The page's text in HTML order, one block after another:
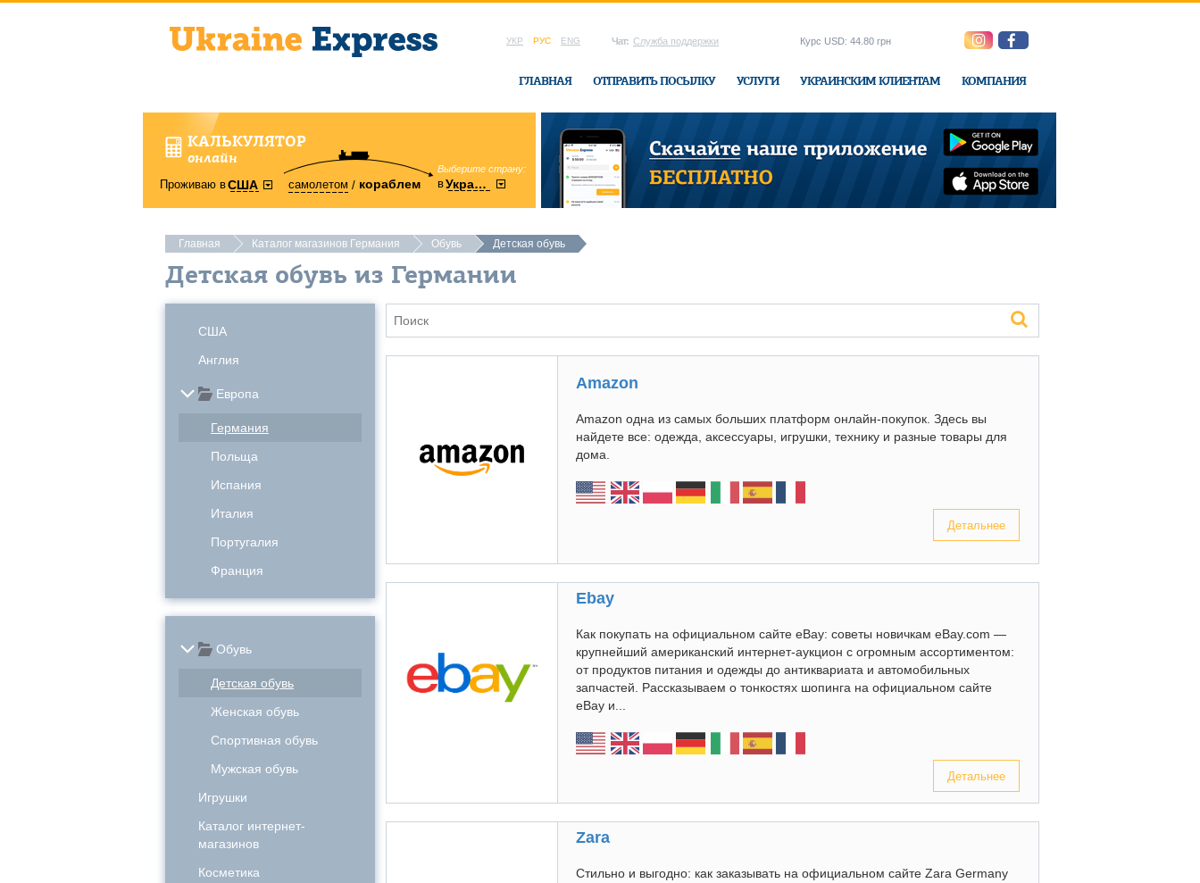
УКР РУС ENG Чат: Служба поддержки
ГЛАВНАЯ ОТПРАВИТЬ ПОСЫЛКУ УСЛУГИ УКРАИНСКИМ КЛИЕНТАМ КОМПАНИЯ
Курс USD: 44.80 грн
КАЛЬКУЛЯТОР
онлайн
Проживаю вСША самолетом кораблем
Выберите страну:
вУкраину
область:
Винницкая в офисе Ukraine-Express
Главная Каталог магазинов Германия Обувь Детская обувь
Детская обувь из Германии
США
Англия
Европа
Германия
Польща
Испания
Италия
Португалия
Франция
Обувь
Детская обувь
Женская обувь
Спортивная обувь
Мужская обувь
Игрушки
Каталог интернет-
магазинов
Косметика
Amazon
Amazon одна из самых больших платформ онлайн-покупок. Здесь вы
найдете все: одежда, аксессуары, игрушки, технику и разные товары для
дома.
Детальнее
Ebay
Как покупать на официальном сайте eBay: советы новичкам eBay.com —
крупнейший американский интернет-аукцион с огромным ассортиментом:
от продуктов питания и одежды до антиквариата и автомобильных
запчастей. Рассказываем о тонкостях шопинга на официальном сайте
eBay и...
Детальнее
Zara
Стильно и выгодно: как заказывать на официальном сайте Zara Germany